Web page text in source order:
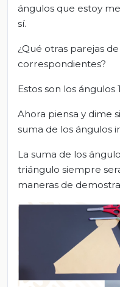
ángulos que estoy
sí.
¿Qué otras parejas
correspondientes?
Estos son los ángulos
Ahora piensa y dime
suma de los ángulos
La suma de los
triángulo siempre
maneras de